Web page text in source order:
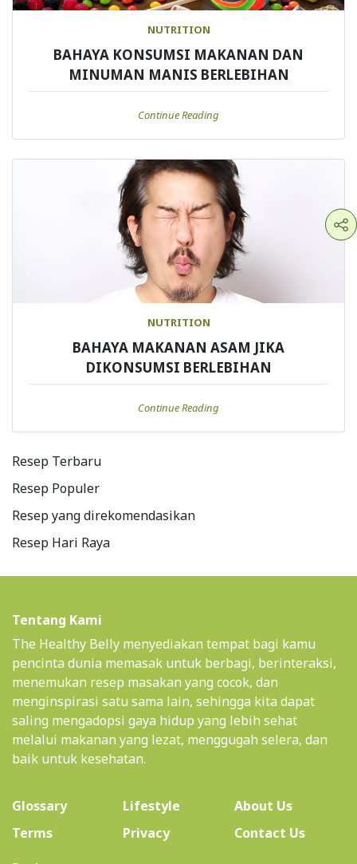
NUTRITION
BAHAYA KONSUMSI MAKANAN DAN
MINUMAN MANIS BERLEBIHAN
Continue Reading
NUTRITION
BAHAYA MAKANAN ASAM JIKA
DIKONSUMSI BERLEBIHAN
Continue Reading
Resep Terbaru
Resep Populer
Resep yang direkomendasikan
Resep Hari Raya
Tentang Kami
The Healthy Belly menyediakan tempat bagi kamu
pencinta dunia memasak untuk berbagi, berinteraksi,
menemukan resep masakan yang cocok, dan
menginspirasi satu sama lain, sehingga kita dapat
saling mengadopsi gaya hidup yang lebih sehat
melalui makanan yang lezat, menggugah selera, dan
baik untuk kesehatan.
Glossary Lifestyle About Us(current)
Terms
Privacy
Contact Us